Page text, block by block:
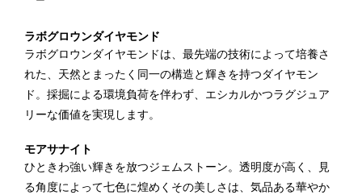
ラボグロウンダイヤモンド
ラボグロウンダイヤモンドは、最先端の技術によって培養さ
れた、天然とまったく同一の構造と輝きを持つダイヤモン
ド。採掘による環境負荷を伴わず、エシカルかつラグジュア
リーな価値を実現します。
モアサナイト
ひときわ強い輝きを放つジェムストーン。透明度が高く、見
る角度によって七色に煌めくその美しさは、気品ある華やか